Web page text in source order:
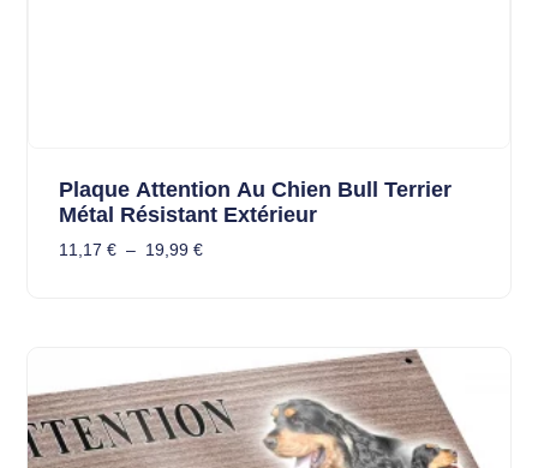
Plaque Attention Au Chien Bull Terrier
Métal Résistant Extérieur
11,17 € – 19,99 €